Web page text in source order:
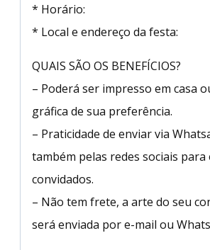
* Horário:
* Local e endereço da festa:
QUAIS SÃO OS BENEFÍCIOS?
– Poderá ser impresso em casa
gráfica de sua preferência.
– Praticidade de enviar via
também pelas redes sociais para
convidados.
– Não tem frete, a arte do seu
será enviada por e-mail ou